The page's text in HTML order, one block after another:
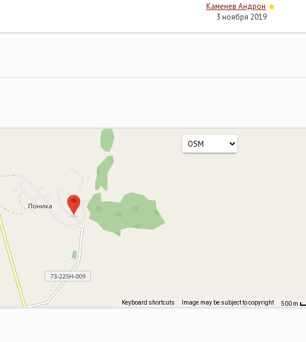
Каменев Андрон
3 ноября 2019
Keyboard shortcuts Image may be subject to copyright 500 m